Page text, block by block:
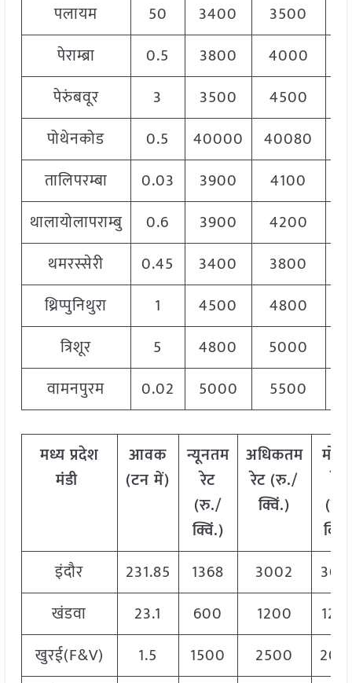
पलायम
50 3400 3500
पेराम्ब्रा
0.5 3800 4000
पेरुंबवूर
3 3500 4500
पोथेनकोड
0.5 40000 40080
तालिपरम्बा
0.03 3900 4100
थालायोलापराम्बु
0.6 3900 4200
थमरस्सेरी
0.45 3400 3800
थ्रिप्पुनिथुरा
1 4500 4800
त्रिशूर
5 4800 5000
वामनपुरम
0.02 5000 5500
मध्य प्रदेश
मंडी
आवक
(टन में)
न्यूनतम
रेट
(रु./
क्विं.)
अधिकतम
रेट (रु./
क्विं.)
(
इंदौर
231.85 1368 3002
खंडवा
23.1 600 1200
खुरई(F&V)
1.5 1500 2500